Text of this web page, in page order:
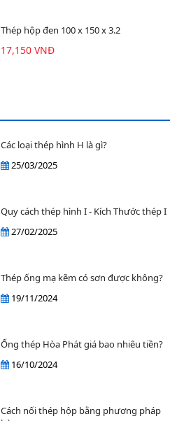
Thép hộp đen 100 x 150 x 3.2
17,150 VNĐ
Các loại thép hình H là gì?
25/03/2025
Quy cách thép hình I - Kích Thước thép I
27/02/2025
Thép ống mạ kẽm có sơn được không?
19/11/2024
Ống thép Hòa Phát giá bao nhiêu tiền?
16/10/2024
Cách nối thép hộp bằng phương pháp